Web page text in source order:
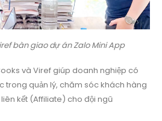
bàn giao dự án Zalo Mini App
và Viref giúp doanh nghiệp có
trong quản lý, chăm sóc khách hàng
kết (Affiliate) cho đội ngũ